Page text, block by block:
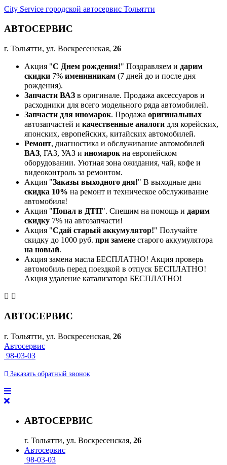
City Service городской автосервис Тольятти
АВТОСЕРВИС
г. Тольятти, ул. Воскресенская, 26
Акция "С Днем рождения!" Поздравляем и дарим
скидки 7% именинникам (7 дней до и после дня
рождения).
Запчасти ВАЗ в оригинале. Продажа аксессуаров и
расходники для всего модельного ряда автомобилей.
Запчасти для иномарок. Продажа оригинальных
автозапчастей и качественные аналоги для корейских,
японских, европейских, китайских автомобилей.
Ремонт, диагностика и обслуживание автомобилей
ВАЗ, ГАЗ, УАЗ и иномарокна европейском
оборудовании. Уютная зона ожидания, чай, кофе и
видеоконтроль за ремонтом.
Акция "Заказы выходного дня!" В выходные дни
скидка 10% на ремонт и техническое обслуживание
автомобиля!
Акция "Попал в ДТП". Спешим на помощь и дарим
скидку 7% на автозапчасти!
Акция "Сдай старый аккумулятор!" Получайте
скидку до 1000 руб. при замене старого аккумулятора
на новый.
Акция замена масла БЕСПЛАТНО! Акция проверь
автомобиль перед поездкой в отпуск БЕСПЛАТНО!
Акция удаление катализатора БЕСПЛАТНО!
АВТОСЕРВИС
г. Тольятти, ул. Воскресенская, 26
Автосервис
98-03-03
Заказать обратный звонок
АВТОСЕРВИС
г. Тольятти, ул. Воскресенская, 26
Автосервис
98-03-03